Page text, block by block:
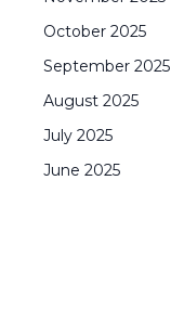
October 2025
September 2025
August 2025
July 2025
June 2025